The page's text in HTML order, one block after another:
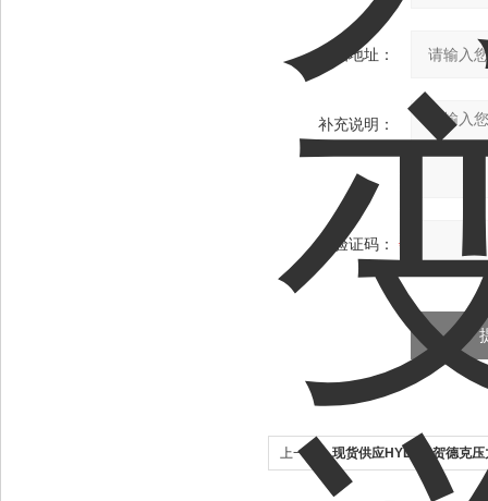
详细地址：
补充说明：
验证码：
上一个：现货供应HYDAC贺德克压